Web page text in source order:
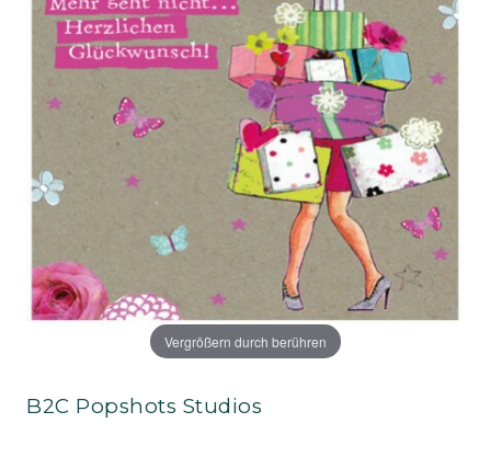
Vergrößern durch berühren
B2C Popshots Studios